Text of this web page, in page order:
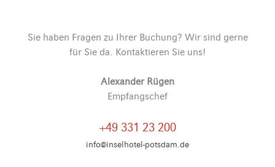
Sie haben Fragen zu Ihrer Buchung? Wir sind gerne
für Sie da. Kontaktieren Sie uns!
Alexander Rügen
Empfangschef
+49 331 23 200
info@inselhotel-potsdam.de